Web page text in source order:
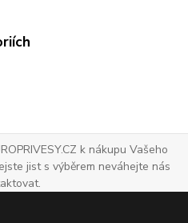
k nákupu Vašeho
jist s výběrem neváhejte nás